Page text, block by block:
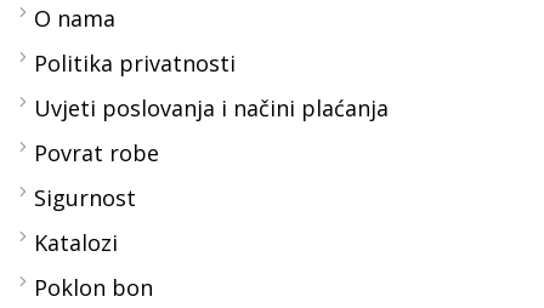
O nama
Politika privatnosti
Uvjeti poslovanja i načini plaćanja
Povrat robe
Sigurnost
Katalozi
Poklon bon